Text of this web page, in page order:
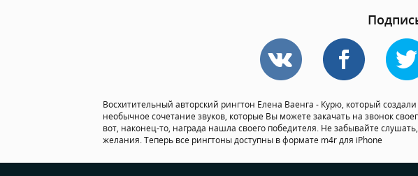
Восхитительный авторский рингтон Елена Ваенга - Курю, который
необычное сочетание звуков, которые Вы можете закачать на звонок
вот, наконец-то, награда нашла своего победителя. Не забывайте
желания. Теперь все рингтоны доступны в формате m4r для iPhone